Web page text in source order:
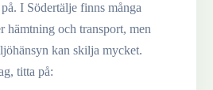
I Södertälje finns många
hämtning och transport, men
kan skilja mycket.
titta på: